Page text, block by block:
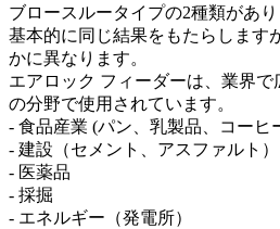
ブロースルータイプの2種類があ
基本的に同じ結果をもたらします
かに異なります。
エアロック フィーダーは、業界
の分野で使用されています。
- 食品産業 (パン、乳製品、コーヒ
- 建設（セメント、アスファルト）
- 医薬品
- 採掘
- エネルギー（発電所）